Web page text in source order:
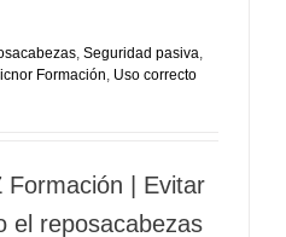
Seguridad pasiva
Formación Uso correcto
Formación | Evitar
el reposacabezas